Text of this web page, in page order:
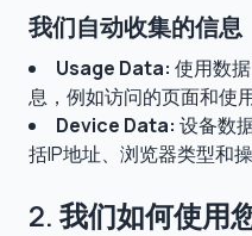
我们自动收集的信息
Usage Data: 使用数
息，例如访问的页面和使
Device Data: 设备数
括IP地址、浏览器类型和操
2. 我们如何使用